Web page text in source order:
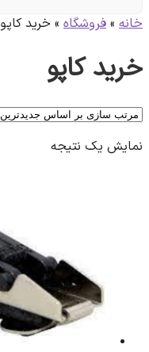
خانه » فروشگاه » خرید کاپو
خرید کاپو
نمایش یک نتیجه